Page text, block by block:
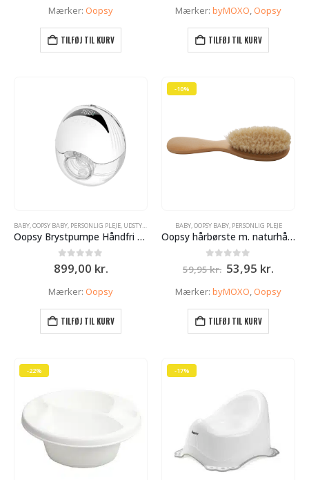
pris
129,95 kr.. 119,95 kr..
Mærker: Oopsy
TILFØJ TIL KURV
pris
119,95 kr..
pris
er:
Mærker: byMOXO, Oopsy
TILFØJ TIL KURV
BABY,OOPSY BABY, PERSONLIG PLEJE, UDSTYR TIL GRAVIDE OG NYBAGTE MØDRE
Oopsy Brystpumpe Håndfri – Frihed og Komfort til Amningen
0ud af 5
899,00 kr.
Mærker: Oopsy
TILFØJ TIL KURV
-10%
BABY,OOPSY BABY, PERSONLIG PLEJE
Oopsy hårbørste m. naturhår – baby
ud af 5
59,95kr. Den
oprindelige
pris
59,95 kr..
53,95 kr.Den
pris
er:
Mærker: byMOXO, Oopsy
TILFØJ TIL KURV
-22% -17%